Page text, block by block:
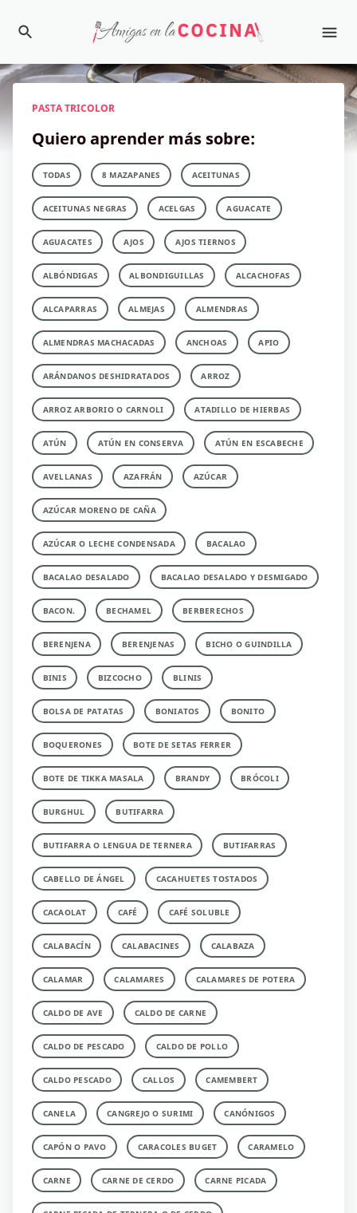
PASTA TRICOLOR
Quiero aprender más sobre:
TODAS 8 MAZAPANES ACEITUNAS
ACEITUNAS NEGRAS ACELGAS AGUACATE
AGUACATES AJOS AJOS TIERNOS
ALBÓNDIGAS ALBONDIGUILLAS ALCACHOFAS
ALCAPARRAS ALMEJAS ALMENDRAS
ALMENDRAS MACHACADAS ANCHOAS APIO
ARÁNDANOS DESHIDRATADOS ARROZ
ARROZ ARBORIO O CARNOLI ATADILLO DE HIERBAS
ATÚN ATÚN EN CONSERVA ATÚN EN ESCABECHE
AVELLANAS AZAFRÁN AZÚCAR
AZÚCAR MORENO DE CAÑA
AZÚCAR O LECHE CONDENSADA BACALAO
BACALAO DESALADO BACALAO DESALADO Y DESMIGADO
BACON. BECHAMEL BERBERECHOS
BERENJENA BERENJENAS BICHO O GUINDILLA
BINIS BIZCOCHO BLINIS
BOLSA DE PATATAS BONIATOS BONITO
BOQUERONES BOTE DE SETAS FERRER
BOTE DE TIKKA MASALA BRANDY BRÓCOLI
BURGHUL BUTIFARRA
BUTIFARRA O LENGUA DE TERNERA BUTIFARRAS
CABELLO DE ÁNGEL CACAHUETES TOSTADOS
CACAOLAT CAFÉ CAFÉ SOLUBLE
CALABACÍN CALABACINES CALABAZA
CALAMAR CALAMARES CALAMARES DE POTERA
CALDO DE AVE CALDO DE CARNE
CALDO DE PESCADO CALDO DE POLLO
CALDO PESCADO CALLOS CAMEMBERT
CANELA CANGREJO O SURIMI CANÓNIGOS
CAPÓN O PAVO CARACOLES BUGET CARAMELO
CARNE CARNE DE CERDO CARNE PICADA